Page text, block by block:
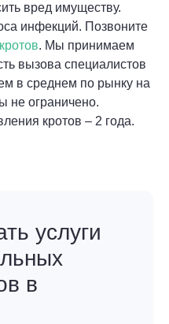
вред имуществу.
инфекций. Позвоните
. Мы принимаем
вызова специалистов
в среднем по рынку на
не ограничено.
кротов – 2 года.
услуги
в